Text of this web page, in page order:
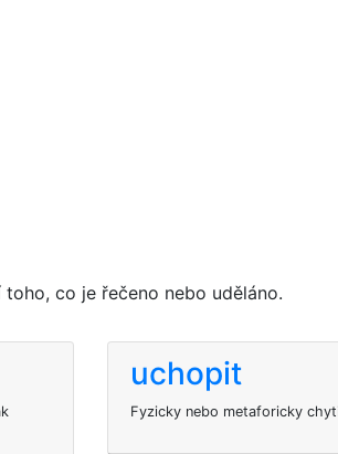
co je řečeno nebo uděláno.
uchopit
Fyzicky nebo metaforicky